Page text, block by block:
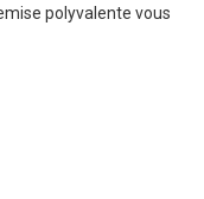
polyvalente vous